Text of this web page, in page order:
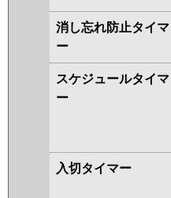
消し忘れ防止タイマ
ー
スケジュールタイマ
ー
入切タイマー